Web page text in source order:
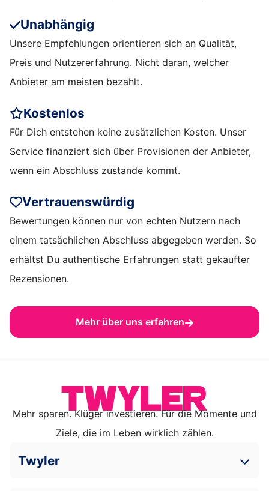
Unabhängig
Unsere Empfehlungen orientieren sich an Qualität,
Preis und Nutzererfahrung. Nicht daran, welcher
Anbieter am meisten bezahlt.
Kostenlos
Für Dich entstehen keine zusätzlichen Kosten. Unser
Service finanziert sich über Provisionen der Anbieter,
wenn ein Abschluss zustande kommt.
Vertrauenswürdig
Bewertungen können nur von echten Nutzern nach
einem tatsächlichen Abschluss abgegeben werden. So
erhältst Du authentische Erfahrungen statt gekaufter
Rezensionen.
Mehr über uns erfahren
Mehr sparen. Klüger investieren. Für die Momente und
Ziele, die im Leben wirklich zählen.
Twyler